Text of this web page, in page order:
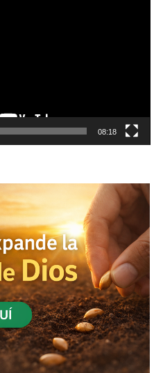
08:18